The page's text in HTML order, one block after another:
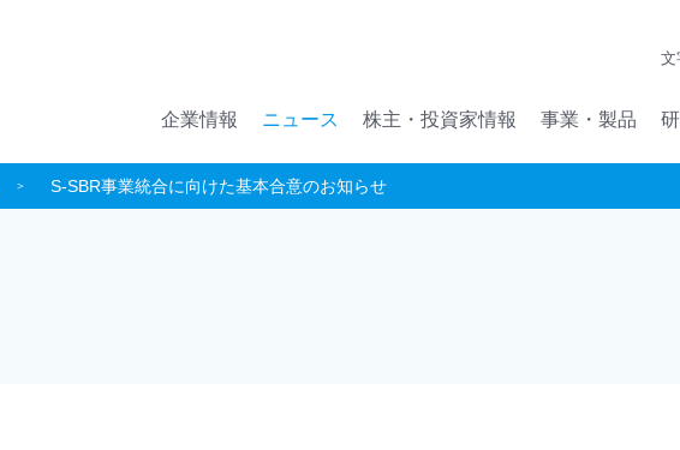
企業情報 ニュース 株主・投資家情報 事業・製品
S-SBR事業統合に向けた基本合意のお知らせ